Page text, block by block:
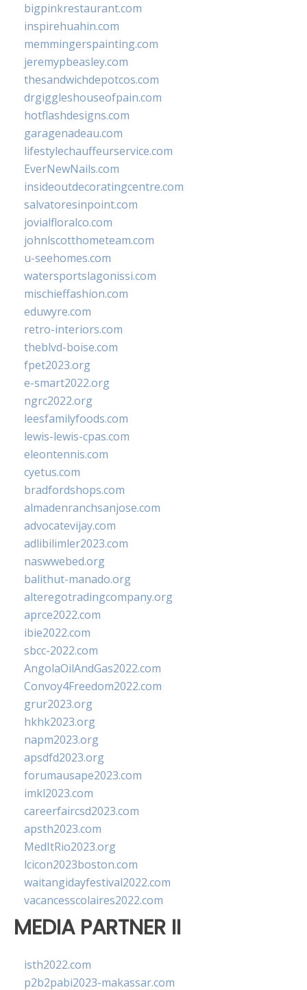
bigpinkrestaurant.com
inspirehuahin.com
memmingerspainting.com
jeremypbeasley.com
thesandwichdepotcos.com
drgiggleshouseofpain.com
hotflashdesigns.com
garagenadeau.com
lifestylechauffeurservice.com
EverNewNails.com
insideoutdecoratingcentre.com
salvatoresinpoint.com
jovialfloralco.com
johnlscotthometeam.com
u-seehomes.com
watersportslagonissi.com
mischieffashion.com
eduwyre.com
retro-interiors.com
theblvd-boise.com
fpet2023.org
e-smart2022.org
ngrc2022.org
leesfamilyfoods.com
lewis-lewis-cpas.com
eleontennis.com
cyetus.com
bradfordshops.com
almadenranchsanjose.com
advocatevijay.com
adlibilimler2023.com
naswwebed.org
balithut-manado.org
alteregotradingcompany.org
aprce2022.com
ibie2022.com
sbcc-2022.com
AngolaOilAndGas2022.com
Convoy4Freedom2022.com
grur2023.org
hkhk2023.org
napm2023.org
apsdfd2023.org
forumausape2023.com
imkl2023.com
careerfaircsd2023.com
apsth2023.com
MedItRio2023.org
lcicon2023boston.com
waitangidayfestival2022.com
vacancesscolaires2022.com
MEDIA PARTNER II
isth2022.com
p2b2pabi2023-makassar.com